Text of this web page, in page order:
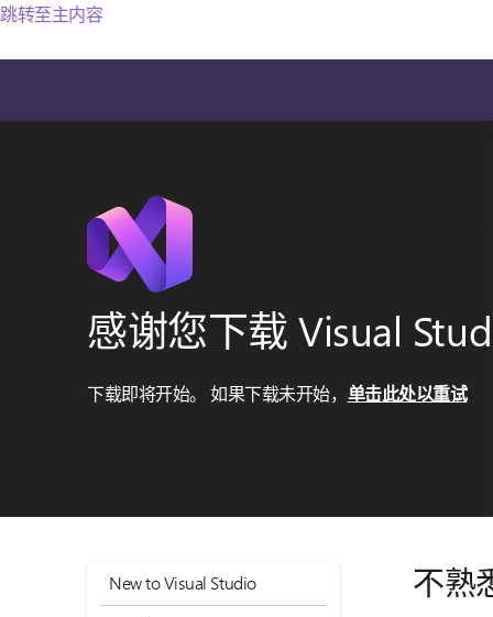
跳转至主内容
感谢您下载 Visual
下载即将开始。 如果下载未开始， 单击此处以重试
New to Visual Studio 不熟